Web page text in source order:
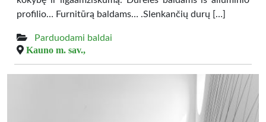
profilio… Furnitūrą baldams… .Slenkančių durų […]
Parduodami baldai
Kauno m. sav.,